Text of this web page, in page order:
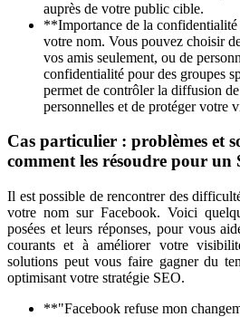
auprès de votre public cible.
**Importance de la
votre nom. Vous pouvez choisir
vos amis seulement, ou de
confidentialité pour des groupes
permet de contrôler la diffusion
personnelles et de protéger votre
Cas particulier : problèmes et
comment les résoudre pour un
Il est possible de rencontrer des
votre nom sur Facebook. Voici
posées et leurs réponses, pour vous
courants et à améliorer votre
solutions peut vous faire gagner du
optimisant votre stratégie SEO.
**"Facebook refuse mon